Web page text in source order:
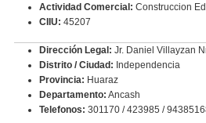
Actividad Comercial: Construccion
CIIU: 45207
Dirección Legal: Jr. Daniel Villayzan
Distrito / Ciudad: Independencia
Provincia: Huaraz
Departamento: Ancash
Telefonos: 301170 / 423985 /